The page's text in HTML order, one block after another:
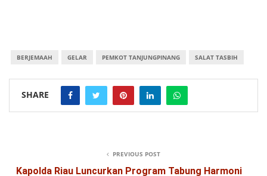
BERJEMAAH GELAR PEMKOT TANJUNGPINANG SALAT TASBIH
SHARE
PREVIOUS POST
Kapolda Riau Luncurkan Program Tabung Harmoni